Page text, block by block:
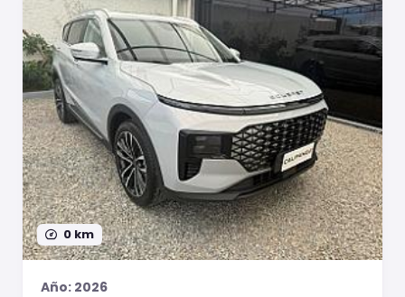
0 km
Año: 2026